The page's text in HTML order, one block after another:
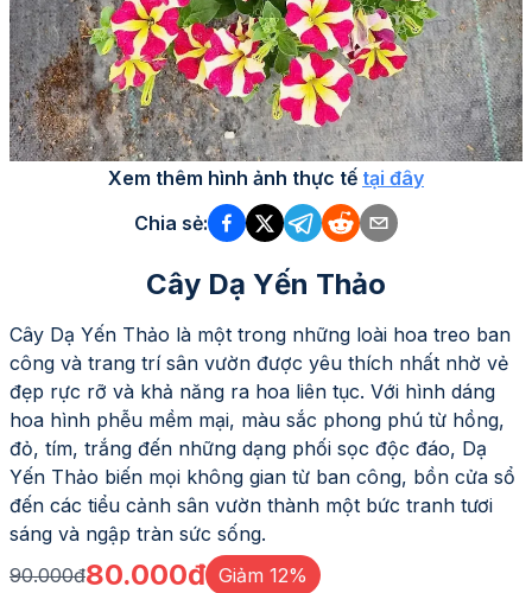
Xem thêm hình ảnh thực tế tại đây
Chia sẻ:
Cây Dạ Yến Thảo
Cây Dạ Yến Thảo là một trong những loài hoa treo ban
công và trang trí sân vườn được yêu thích nhất nhờ vẻ
đẹp rực rỡ và khả năng ra hoa liên tục. Với hình dáng
hoa hình phễu mềm mại, màu sắc phong phú từ hồng,
đỏ, tím, trắng đến những dạng phối sọc độc đáo, Dạ
Yến Thảo biến mọi không gian từ ban công, bồn cửa sổ
đến các tiểu cảnh sân vườn thành một bức tranh tươi
sáng và ngập tràn sức sống.
90.000đ80.000đ Giảm 12%